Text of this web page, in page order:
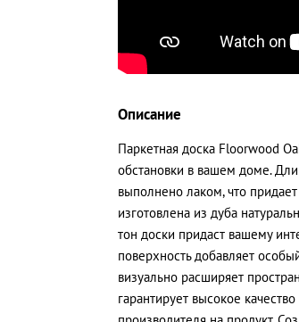
Описание
Паркетная доска Floorwood
обстановки в вашем доме.
выполнено лаком, что
изготовлена из дуба
тон доски придаст вашему
поверхность добавляет
визуально расширяет
гарантирует высокое